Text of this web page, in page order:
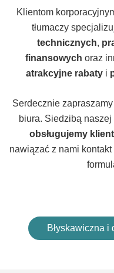
Klientom
tłumaczy
technicznych,
finansowych oraz
atrakcyjne rabatyi
Serdecznie
biura. Siedzibą
obsługujemy
nawiązać z nami
Błyskawiczna